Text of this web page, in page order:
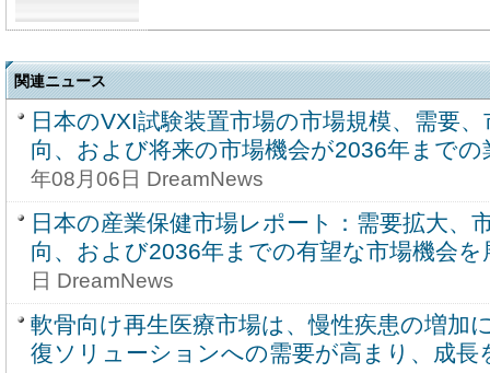
関連ニュース
日本のVXI試験装置市場の市場規模、需要
向、および将来の市場機会が2036年までの
年08月06日 DreamNews
日本の産業保健市場レポート：需要拡大、
向、および2036年までの有望な市場機会を
日 DreamNews
軟骨向け再生医療市場は、慢性疾患の増加
復ソリューションへの需要が高まり、成長